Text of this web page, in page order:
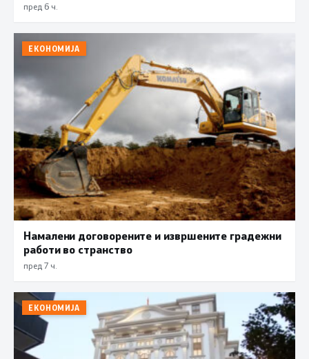
пред 6 ч.
ЕКОНОМИЈА
Намалени договорените и извршените градежни
работи во странство
пред 7 ч.
ЕКОНОМИЈА